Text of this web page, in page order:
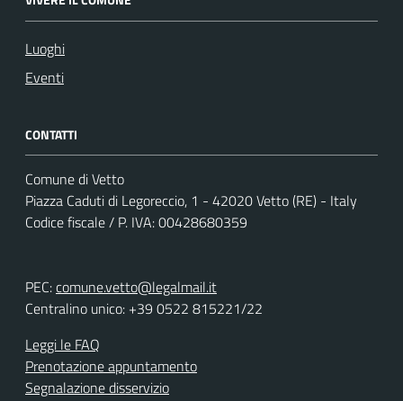
Luoghi
Eventi
CONTATTI
Comune di Vetto
Piazza Caduti di Legoreccio, 1 - 42020 Vetto (RE) - Italy
Codice fiscale / P. IVA: 00428680359
PEC:comune.vetto@legalmail.it
Centralino unico: +39 0522 815221/22
Leggi le FAQ
Prenotazione appuntamento
Segnalazione disservizio